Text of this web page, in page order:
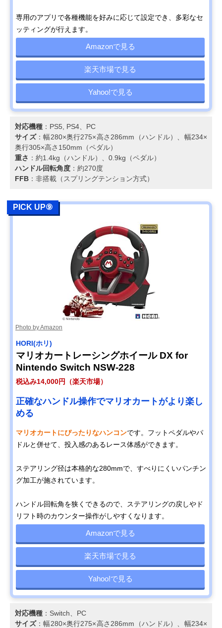
専用のアプリで各種機能を好みに応じて設定でき、多彩なセ
ッティングが行えます。
Amazonで見る
楽天市場で見る
Yahoo!で見る
対応機種 ：PS5, PS4、PC
サイズ：幅280×奥行275×高さ286mm（ハンドル）、幅234×
奥行305×高さ150mm（ペダル）
重さ ：約1.4kg（ハンドル）、0.9kg（ペダル）
ハンドル回転角度 ：約270度
FFB ：非搭載（スプリングテンション方式）
PICK UP⑨
Photo by Amazon
HORI(ホリ)
マリオカートレーシングホイール DX for
Nintendo Switch NSW-228
税込み14,000円（楽天市場）
正確なハンドル操作でマリオカートがより楽し
める
マリオカートにぴったりなハンコンです。フットペダルやパ
ドルと併せて、投入感のあるレース体感ができます。
ステアリング径は本格的な280mmで、すべりにくいパンチン
グ加工が施されています。
ハンドル回転角を狭くできるので、ステアリングの戻しやド
リフト時のカウンター操作がしやすくなります。
Amazonで見る
楽天市場で見る
Yahoo!で見る
対応機種 ：Switch、PC
サイズ：幅280×奥行275×高さ286mm（ハンドル）、幅234×